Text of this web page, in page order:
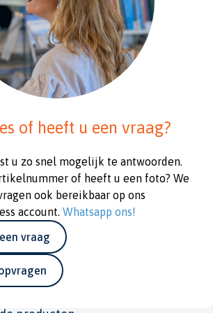
of heeft u een vraag?
u zo snel mogelijk te antwoorden.
of heeft u een foto? We
ook bereikbaar op ons
account. Whatsapp ons!
vraag